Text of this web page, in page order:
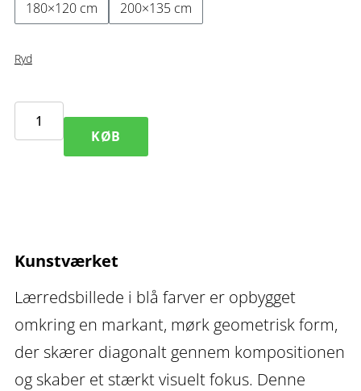
180×120 cm
200×135 cm
Ryd
Gravity
blå
farver
antal
KØB
Kunstværket
Lærredsbillede i blå farver er opbygget
omkring en markant, mørk geometrisk form,
der skærer diagonalt gennem kompositionen
og skaber et stærkt visuelt fokus. Denne